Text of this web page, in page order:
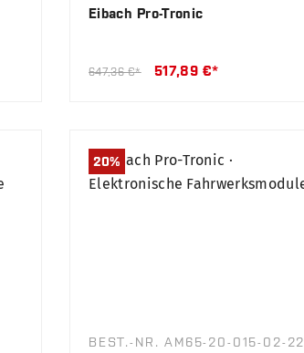
Eibach Pro-Tronic
647,36 €* 517,89 €*
20%
BEST.-NR. AM65-20-015-02-22